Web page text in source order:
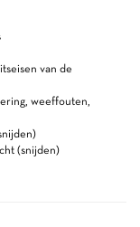
van de
weeffouten,
(snijden)